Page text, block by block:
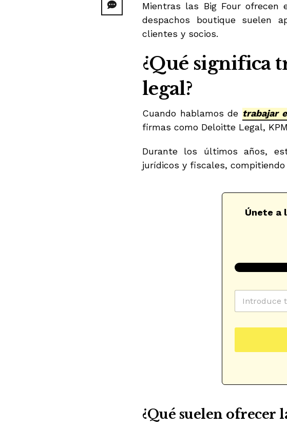
Mientras las Big Four
despachos boutique suelen
clientes y socios.
¿Qué significa
legal?
Cuando hablamos de trabajar
firmas como Deloitte Legal,
Durante los últimos años,
jurídicos y fiscales,
Únete a
C
r
e
c
ó
n
¿Qué suelen ofrecer